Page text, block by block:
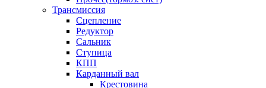
Трансмиссия
Сцепление
Редуктор
Сальник
Ступица
КПП
Карданный вал
Крестовина